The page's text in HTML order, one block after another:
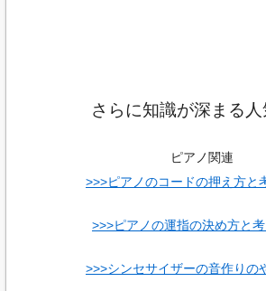
さらに知識が深まる
ピアノ関連
>>>ピアノのコードの押え方と
>>>ピアノの運指の決め方と
>>>シンセサイザーの音作りの